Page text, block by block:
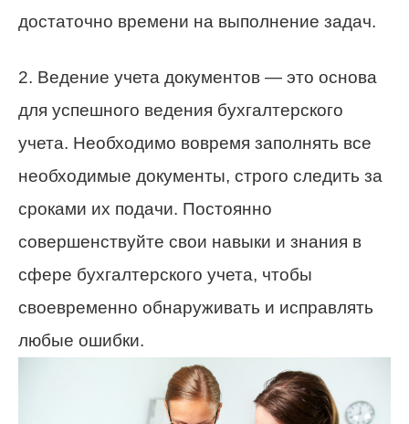
достаточно времени на выполнение задач.
2. Ведение учета документов — это основа
для успешного ведения бухгалтерского
учета. Необходимо вовремя заполнять все
необходимые документы, строго следить за
сроками их подачи. Постоянно
совершенствуйте свои навыки и знания в
сфере бухгалтерского учета, чтобы
своевременно обнаруживать и исправлять
любые ошибки.